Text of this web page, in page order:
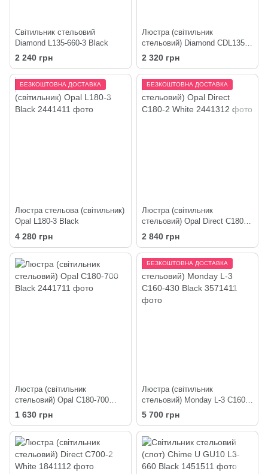
Світильник стельовий
Diamond L135-660-3 Black
2 240 грн
Люстра (світильник
стельовий) Diamond CDL135-
250-3 White
2 320 грн
БЕЗКОШТОВНА ДОСТАВКА
Люстра стельова (світильник)
Opal L180-3 Black
4 280 грн
БЕЗКОШТОВНА ДОСТАВКА
Люстра (світильник
стельовий) Opal Direct C180-2
White
2 840 грн
Люстра (світильник
стельовий) Opal C180-700
Black
1 630 грн
БЕЗКОШТОВНА ДОСТАВКА
Люстра (світильник
стельовий) Monday L-3 C160-
430 Black
5 700 грн